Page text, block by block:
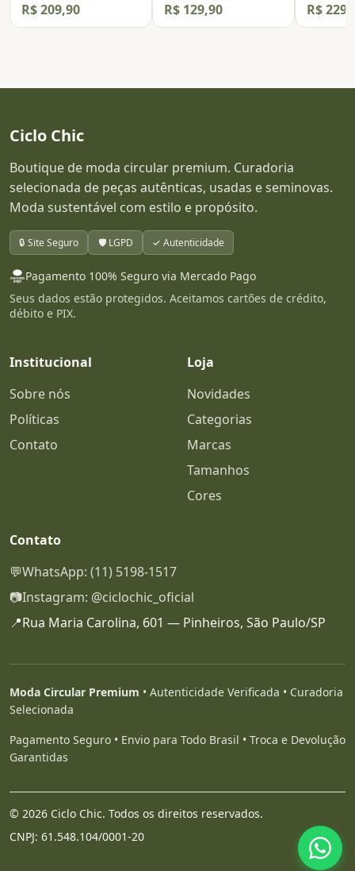
R$ 209,90 R$ 129,90 R$
Ciclo Chic
Boutique de moda circular premium. Curadoria
selecionada de peças autênticas, usadas e seminovas.
Moda sustentável com estilo e propósito.
🔒 Site Seguro 🛡️ LGPD ✓ Autenticidade
Pagamento 100% Seguro via Mercado Pago
Seus dados estão protegidos. Aceitamos cartões de crédito,
débito e PIX.
Institucional
Sobre nós
Políticas
Contato
Loja
Novidades
Categorias
Marcas
Tamanhos
Cores
Contato
💬WhatsApp: (11) 5198-1517
📷Instagram: @ciclochic_oficial
📍Rua Maria Carolina, 601 — Pinheiros, São Paulo/SP
Moda Circular Premium • Autenticidade Verificada • Curadoria
Selecionada
Pagamento Seguro • Envio para Todo Brasil • Troca e Devolução
Garantidas
© 2026 Ciclo Chic. Todos os direitos reservados.
CNPJ: 61.548.104/0001-20